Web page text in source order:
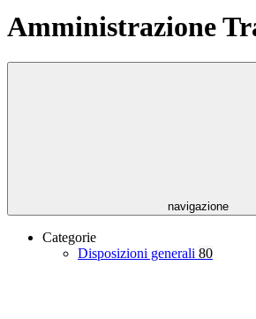
Amministrazione
navigazione
Categorie
Disposizioni generali 80